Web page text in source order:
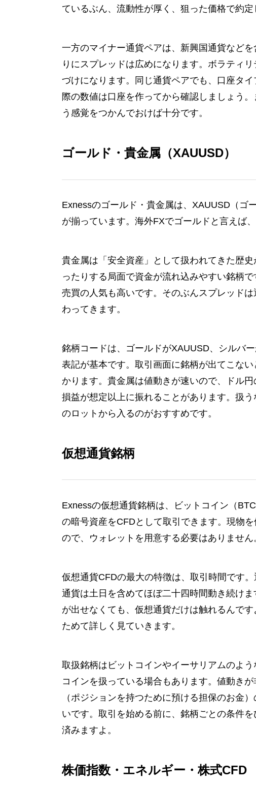
ているぶん、流動性が厚く、狙った価格で約定
一方のマイナー通貨ペアは、新興国通貨など
りにスプレッドは広めになります。ボラティ
づけになります。同じ通貨ペアでも、口座タ
際の数値は口座を作ってから確認しましょう
う感覚をつかんでおけば十分です。
ゴールド・貴金属（XAUUSD）
Exnessのゴールド・貴金属は、XAUUSD（ゴ
が揃っています。海外FXでゴールドと言えば
貴金属は「安全資産」として扱われてきた歴
ったりする局面で資金が流れ込みやすい銘柄
売買の人気も高いです。そのぶんスプレッド
わってきます。
銘柄コードは、ゴールドがXAUUSD、シルバ
表記が基本です。取引画面に銘柄が出てこな
かります。貴金属は値動きが速いので、ドル
損益が想定以上に振れることがあります。扱
のロットから入るのがおすすめです。
仮想通貨銘柄
Exnessの仮想通貨銘柄は、ビットコイン（
の暗号資産をCFDとして取引できます。現物
ので、ウォレットを用意する必要はありません
仮想通貨CFDの最大の特徴は、取引時間です
通貨は土日を含めてほぼ二十四時間動き続け
が出せなくても、仮想通貨だけは触れるんで
ためて詳しく見ていきます。
取扱銘柄はビットコインやイーサリアムのよ
コインを扱っている場合もあります。値動き
（ポジションを持つために預ける担保のお金
いです。取引を始める前に、銘柄ごとの条件
済みますよ。
株価指数・エネルギー・株式CFD